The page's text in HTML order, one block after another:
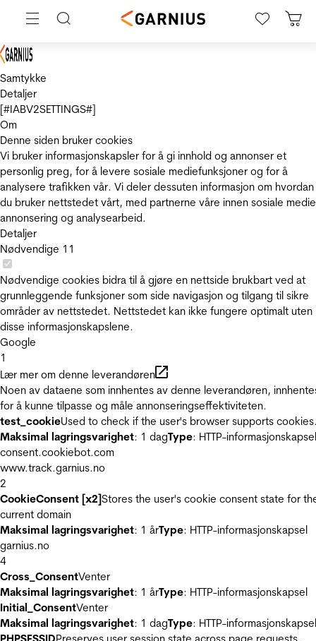
Samtykke
Detaljer
[#IABV2SETTINGS#]
Om
Denne siden bruker cookies
Vi bruker informasjonskapsler for å gi innhold og annonser et
personlig preg, for å levere sosiale mediefunksjoner og for å
analysere trafikken vår. Vi deler dessuten informasjon om hvordan
du bruker nettstedet vårt, med partnerne våre innen sosiale
annonsering og analysearbeid.
Detaljer
Nødvendige 11
Nødvendige cookies bidra til å gjøre en nettside brukbart ved at
grunnleggende funksjoner som side navigasjon og tilgang til sikre
områder av nettstedet. Nettstedet kan ikke fungere optimalt uten
disse informasjonskapslene.
Google
1
Lær mer om denne leverandøren
Noen av dataene som innhentes av denne leverandøren,
for å kunne tilpasse og måle annonseringseffektiviteten.
test_cookieUsed to check if the user's browser supports
Maksimal lagringsvarighet: 1 dagType: HTTP-informasjonskapsel
consent.cookiebot.com
www.track.garnius.no
2
CookieConsent [x2]Stores the user's cookie consent state for
current domain
Maksimal lagringsvarighet: 1 årType: HTTP-informasjonskapsel
garnius.no
4
Cross_ConsentVenter
Maksimal lagringsvarighet: 1 årType: HTTP-informasjonskapsel
Initial_ConsentVenter
Maksimal lagringsvarighet: 1 dagType: HTTP-informasjonskapsel